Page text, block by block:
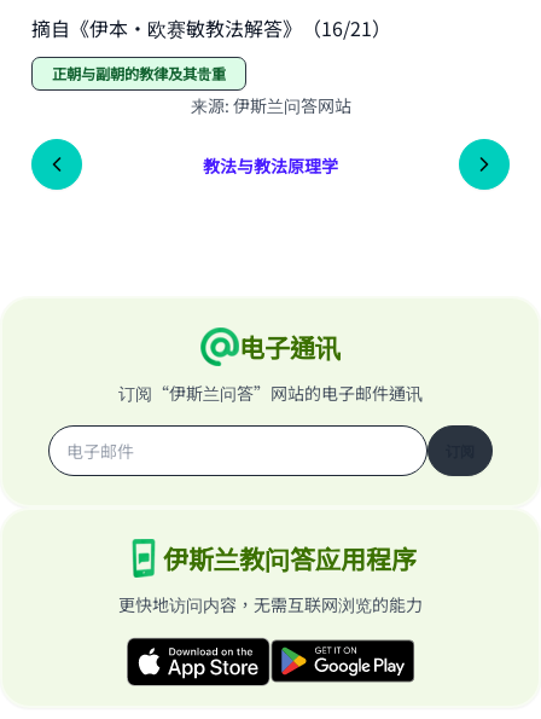
摘自《伊本·欧赛敏教法解答》（16/21）
正朝与副朝的教律及其贵重
来源: 伊斯兰问答网站
教法与教法原理学
电子通讯
订阅“伊斯兰问答”网站的电子邮件通讯
伊斯兰教问答应用程序
更快地访问内容，无需互联网浏览的能力